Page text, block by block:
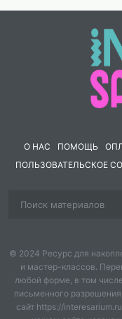
Файлы
интересующемуся
О НАС ПОМОЩЬ
ПОЛЬЗОВАТЕЛЬСКОЕ
© 2024 Ресурс для
и мастер-классов.
любой форме, в том
письменного
сайт https://